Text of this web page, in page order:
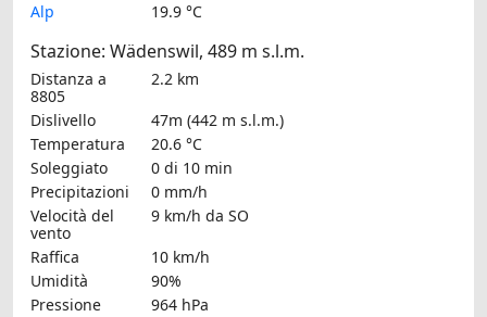
Alp
19.9 °C
Stazione: Wädenswil, 489 m s.l.m.
Distanza a
8805
2.2 km
Dislivello
47m (442 m s.l.m.)
Temperatura
20.6 °C
Soleggiato
0 di 10 min
Precipitazioni
0 mm/h
Velocità del
vento
9 km/h da SO
Raffica
10 km/h
Umidità
90%
Pressione
964 hPa